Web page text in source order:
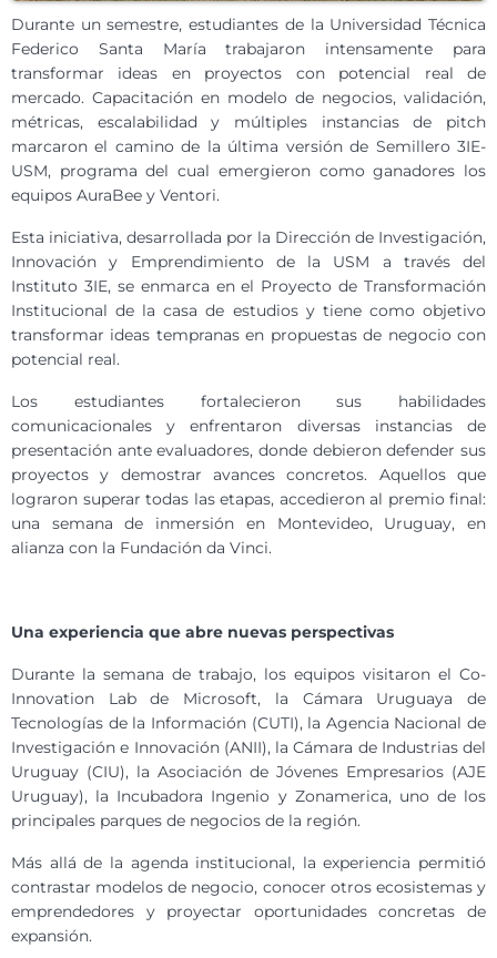
Durante un semestre, estudiantes de la Universidad Técnica
Federico Santa María trabajaron intensamente para
transformar ideas en proyectos con potencial real de
mercado. Capacitación en modelo de negocios, validación,
métricas, escalabilidad y múltiples instancias de pitch
marcaron el camino de la última versión de Semillero 3IE-
USM, programa del cual emergieron como ganadores los
equipos AuraBee y Ventori.
Esta iniciativa, desarrollada por la Dirección de Investigación,
Innovación y Emprendimiento de la USM a través del
Instituto 3IE, se enmarca en el Proyecto de Transformación
Institucional de la casa de estudios y tiene como objetivo
transformar ideas tempranas en propuestas de negocio con
potencial real.
Los estudiantes fortalecieron sus habilidades
comunicacionales y enfrentaron diversas instancias de
presentación ante evaluadores, donde debieron defender sus
proyectos y demostrar avances concretos. Aquellos que
lograron superar todas las etapas, accedieron al premio final:
una semana de inmersión en Montevideo, Uruguay, en
alianza con la Fundación da Vinci.
Una experiencia que abre nuevas perspectivas
Durante la semana de trabajo, los equipos visitaron el Co-
Innovation Lab de Microsoft, la Cámara Uruguaya de
Tecnologías de la Información (CUTI), la Agencia Nacional de
Investigación e Innovación (ANII), la Cámara de Industrias del
Uruguay (CIU), la Asociación de Jóvenes Empresarios (AJE
Uruguay), la Incubadora Ingenio y Zonamerica, uno de los
principales parques de negocios de la región.
Más allá de la agenda institucional, la experiencia permitió
contrastar modelos de negocio, conocer otros ecosistemas y
emprendedores y proyectar oportunidades concretas de
expansión.